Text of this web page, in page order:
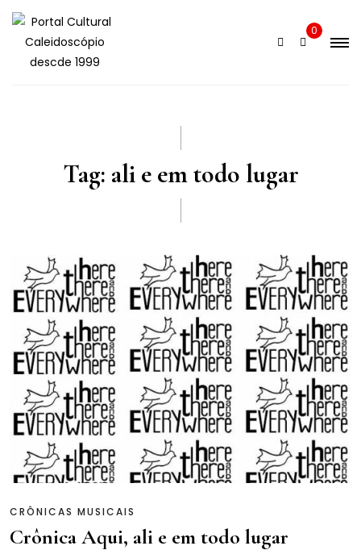
Skip
content
0
Tag: ali e em todo lugar
CRÔNICAS MUSICAIS
Crônica Aqui, ali e em todo lugar